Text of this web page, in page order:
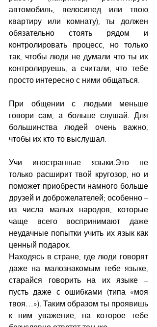
автомобиль, велосипед или твою
квартиру или комнату), ты должен
обязательно стоять рядом и
контролировать процесс, но только
так, чтобы люди не думали что ты их
контролируешь, а считали, что тебе
просто интересно с ними общаться.
При общении с людьми меньше
говори сам, а больше слушай. Для
большинства людей очень важно,
чтобы их кто-то выслушал.
Учи иностранные языки.Это не
только расширит твой кругозор, но и
поможет приобрести намного больше
друзей и доброжелателей; особенно –
из числа малых народов, которые
чаще всего воспринимают даже
неудачные попытки учить их язык как
ценный подарок.
Находясь в стране, где люди говорят
даже на малознакомым тебе языке,
старайся говорить на их языке –
пусть даже с ошибками (типа «моя
твоя…»). Таким образом ты проявишь
к ним уважение, на которое тебе